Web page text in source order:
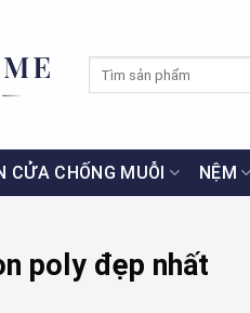
CỬA CHỐNG MUỖI NỆM
poly đẹp nhất